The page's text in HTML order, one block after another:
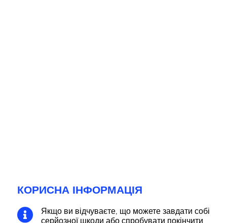
КОРИСНА ІНФОРМАЦІЯ

Якщо ви відчуваєте, що можете завдати собі